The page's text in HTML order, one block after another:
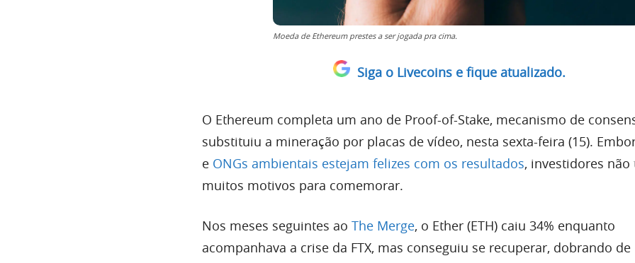
Moeda de Ethereum prestes a ser jogada pra cima.
Siga o Livecoins e fique atualizado.
O Ethereum completa um ano de Proof-of-Stake, mecanismo de
substituiu a mineração por placas de vídeo, nesta sexta-feira (15).
e ONGs ambientais estejam felizes com os resultados, investidores não
muitos motivos para comemorar.
Nos meses seguintes ao The Merge, o Ether (ETH) caiu 34% enquanto
acompanhava a crise da FTX, mas conseguiu se recuperar, dobrando